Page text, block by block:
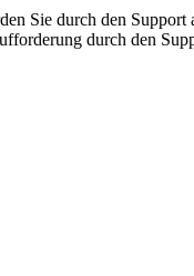
Sie durch den
durch den